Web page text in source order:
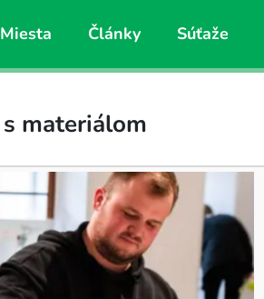
Miesta Články Súťaže
materiálom